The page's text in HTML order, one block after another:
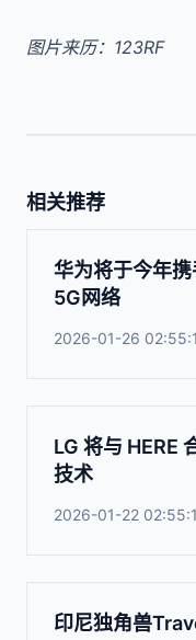
图片来历：123RF
相关推荐
华为将于今年
5G网络
2026-01-26
LG 将与 HERE
技术
2026-01-22
印尼独角兽